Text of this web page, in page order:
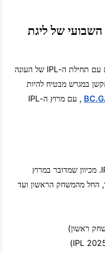
של ליגת
אוהדי קריקט, במיוחד בהודו, מזמזמים עם תחילת ה-IPL של העונה
במגרש מבטיח להיות
, עם מרוץ ה-IPL
קידום זה נמשך כל משך טורניר ה-IPL. מכיוון שמדובר במרוץ
החל מהמשחק הראשון ועד